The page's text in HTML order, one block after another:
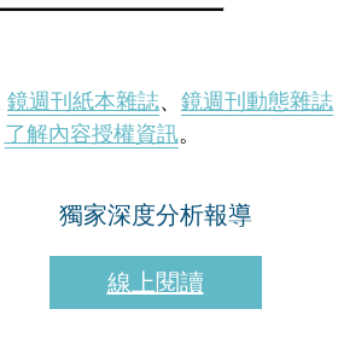
鏡週刊紙本雜誌、 鏡週刊動態雜誌
了解內容授權資訊。
獨家深度分析報導
線上閱讀